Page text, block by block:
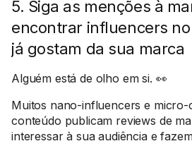
5. Siga as menções à
encontrar influencers
já gostam da sua marca
Alguém está de olho em si. 👀
Muitos nano-influencers e micro-
conteúdo publicam reviews de
interessar à sua audiência e